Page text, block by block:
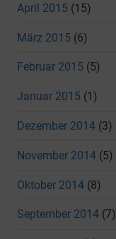
April 2015 (15)
März 2015 (6)
Februar 2015 (5)
Januar 2015 (1)
Dezember 2014 (3)
November 2014 (5)
Oktober 2014 (8)
September 2014 (7)